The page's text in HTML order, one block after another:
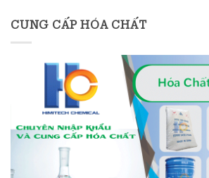
CUNG CẤP HÓA CHẤT